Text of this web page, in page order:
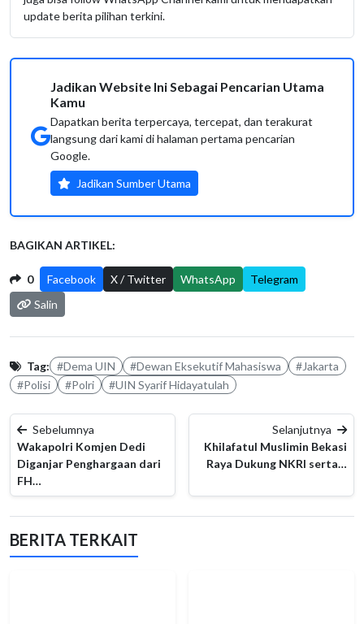
update berita pilihan terkini.
Jadikan Website Ini Sebagai Pencarian Utama
Kamu
Dapatkan berita terpercaya, tercepat, dan terakurat
langsung dari kami di halaman pertama pencarian
Google.
Jadikan Sumber Utama
BAGIKAN ARTIKEL:
0 Facebook X / Twitter WhatsApp
Telegram
Salin
Tag: #Dema UIN #Dewan Eksekutif Mahasiswa
#Jakarta
#Polisi
#Polri #UIN Syarif Hidayatulah
Sebelumnya
Wakapolri Komjen Dedi
Diganjar Penghargaan dari
FH…
Selanjutnya
Khilafatul Muslimin Bekasi
Raya Dukung NKRI serta…
BERITA TERKAIT